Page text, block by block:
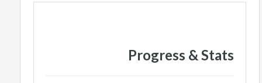
Progress & Stats